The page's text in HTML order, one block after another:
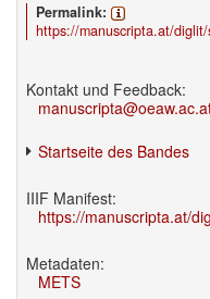
Permalink:
https://manuscripta.at/
Kontakt und Feedback:
Startseite des Bandes
IIIF Manifest:
https://manuscripta.at/
Metadaten:
METS